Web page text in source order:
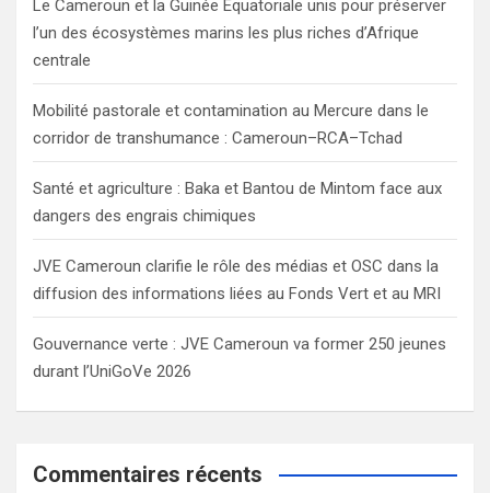
Le Cameroun et la Guinée Equatoriale unis pour préserver
l’un des écosystèmes marins les plus riches d’Afrique
centrale
Mobilité pastorale et contamination au Mercure dans le
corridor de transhumance : Cameroun–RCA–Tchad
Santé et agriculture : Baka et Bantou de Mintom face aux
dangers des engrais chimiques
JVE Cameroun clarifie le rôle des médias et OSC dans la
diffusion des informations liées au Fonds Vert et au MRI
Gouvernance verte : JVE Cameroun va former 250 jeunes
durant l’UniGoVe 2026
Commentaires récents